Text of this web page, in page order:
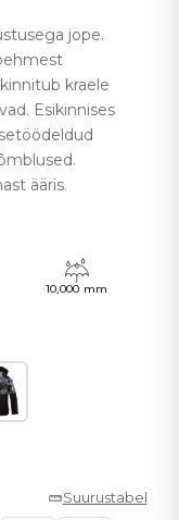
jope.
kraele
Esikinnises
ääris.
10,000 mm
Suurustabel